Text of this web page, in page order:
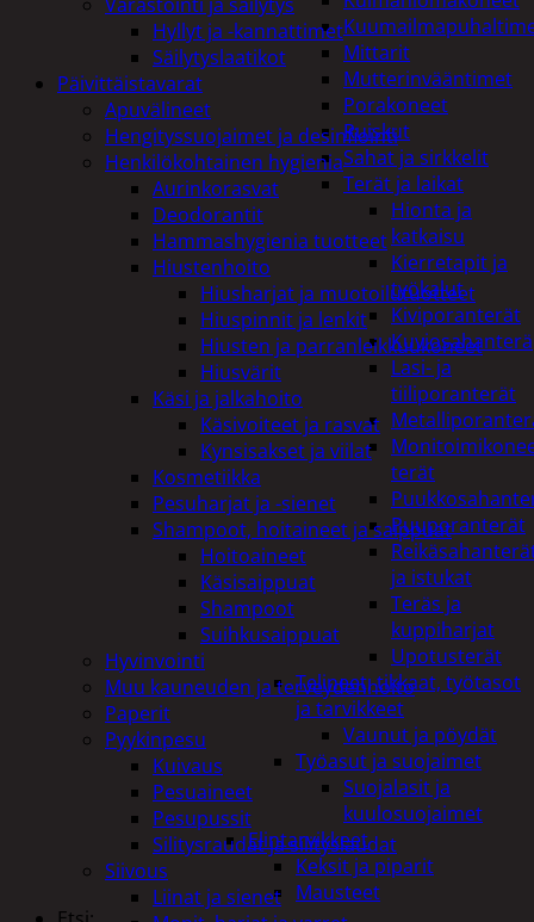
Mittarit
Mutterinvääntimet
Porakoneet
Ruiskut
Sahat ja sirkkelit
Terät ja laikat
Hionta ja
katkaisu
Kierretapit ja
työkalut
Kiviporanterät
Kuviosahanterä
Lasi- ja
tiiliporanterät
terät
Puuporanterät
ja istukat
Teräs ja
kuppiharjat
Upotusterät
Telineet, tikkaat, työtasot
ja tarvikkeet
Vaunut ja pöydät
Työasut ja suojaimet
Suojalasit ja
kuulosuojaimet
Elintarvikkeet
Keksit ja piparit
Mausteet
Hyllyt ja -kannattimet
Säilytyslaatikot
Päivittäistavarat
Apuvälineet
Hengityssuojaimet ja desinfiointi
Henkilökohtainen hygienia
Aurinkorasvat
Deodorantit
Hammashygienia tuotteet
Hiustenhoito
Hiusharjat ja muotoilutuotteet
Hiuspinnit ja lenkit
Hiusten ja parranleikkuukoneet
Hiusvärit
Käsi ja jalkahoito
Käsivoiteet ja rasvat
Kynsisakset ja viilat
Kosmetiikka
Pesuharjat ja -sienet
Shampoot, hoitaineet ja saippuat
Hoitoaineet
Käsisaippuat
Shampoot
Suihkusaippuat
Hyvinvointi
Muu kauneuden ja terveydenhoito
Paperit
Pyykinpesu
Kuivaus
Pesuaineet
Pesupussit
Silitysraudat ja silityslaudat
Siivous
Liinat ja sienet